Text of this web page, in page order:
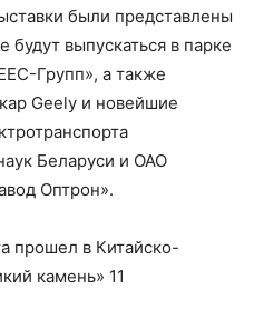
были представлены
будут выпускаться в парке
Групп», а также
Geely и новейшие
Беларуси и ОАО
Оптрон».